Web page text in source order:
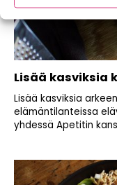
Lisää kasviksia
Lisää kasviksia
elämäntilanteissa
yhdessä Apetitin